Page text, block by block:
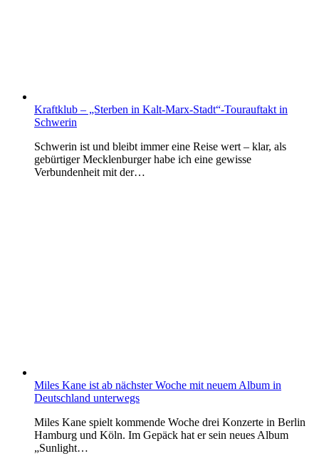
Kraftklub – „Sterben in Kalt-Marx-Stadt“-Tourauftakt in
Schwerin
Schwerin ist und bleibt immer eine Reise wert – klar, als
gebürtiger Mecklenburger habe ich eine gewisse
Verbundenheit mit der…
Miles Kane ist ab nächster Woche mit neuem Album in
Deutschland unterwegs
Miles Kane spielt kommende Woche drei Konzerte in Berlin
Hamburg und Köln. Im Gepäck hat er sein neues Album
„Sunlight…